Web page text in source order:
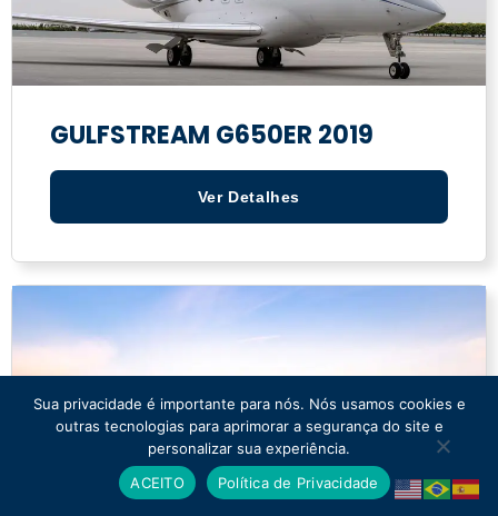
GULFSTREAM G650ER 2019
Ver Detalhes
Sua privacidade é importante para nós. Nós usamos cookies e
outras tecnologias para aprimorar a segurança do site e
personalizar sua experiência.
ACEITO
Política de Privacidade